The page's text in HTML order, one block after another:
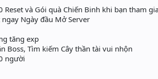
và Gói quà Chiến Binh khi bạn tham
Ngày đầu Mở Server
tăng exp
Boss, Tìm kiếm Cây thần tài vui nhộn
người